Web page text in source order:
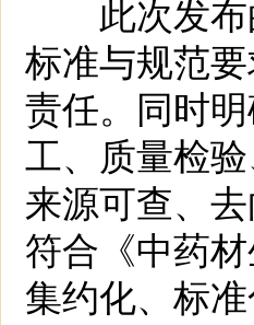
此次发布
标准与规范
责任。同时
工、质量检
来源可查、
符合《中药
集约化、标